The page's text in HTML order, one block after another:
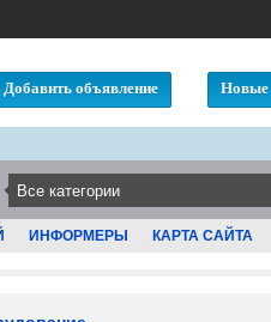
Добавить объявление Новые
ИНФОРМЕРЫ КАРТА САЙТА